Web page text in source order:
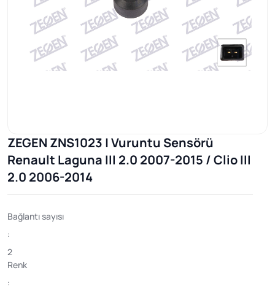
ZEGEN ZNS1023 | Vuruntu Sensörü
Renault Laguna III 2.0 2007-2015 / Clio III
2.0 2006-2014
Bağlantı sayısı
:
2
Renk
: